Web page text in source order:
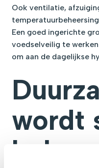
Ook ventilatie,
Een goed ingerichte
voedselveilig te
om aan de dagelijkse
wordt